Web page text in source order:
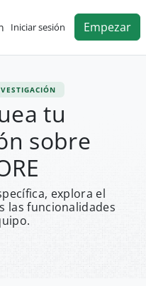
Iniciar sesión Empezar
tu
sobre
explora el
las funcionalidades